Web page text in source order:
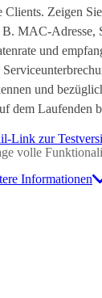
Clients. Zeigen
MAC-Adresse,
und
und
dem Laufenden
Link zur
volle
Informationen